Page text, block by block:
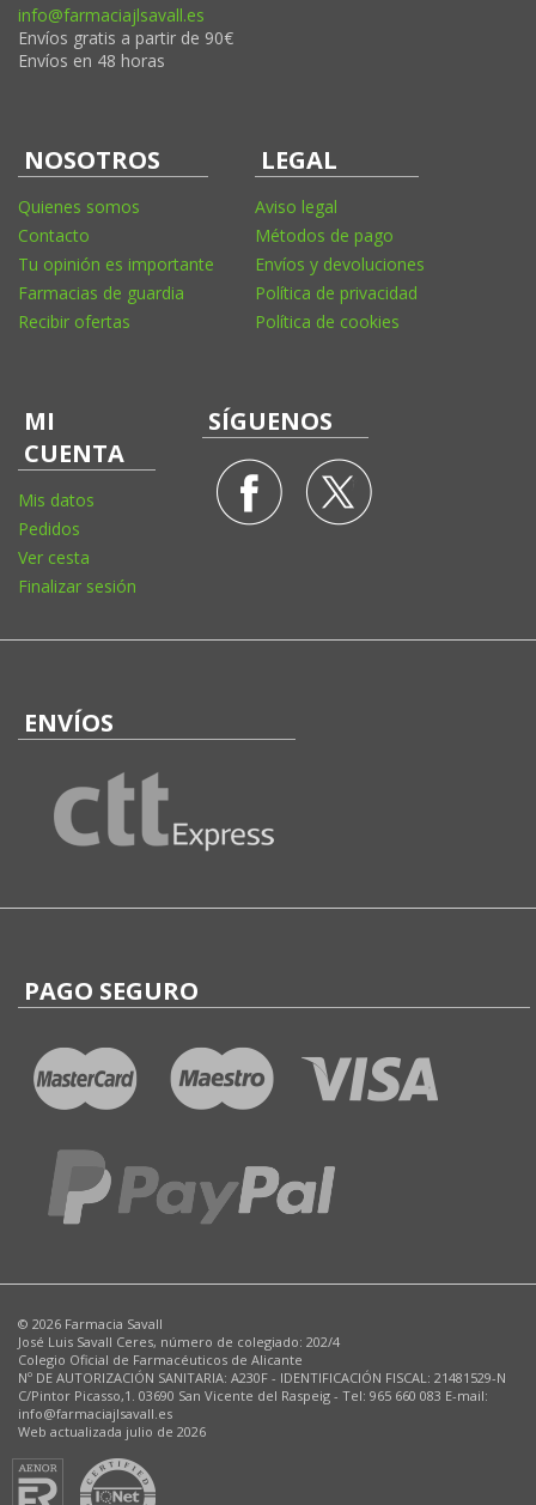
info@farmaciajlsavall.es
Envíos gratis a partir de 90€
Envíos en 48 horas
NOSOTROS
Quienes somos
Contacto
Tu opinión es importante
Farmacias de guardia
Recibir ofertas
LEGAL
Aviso legal
Métodos de pago
Envíos y devoluciones
Política de privacidad
Política de cookies
MI
CUENTA
Mis datos
Pedidos
Ver cesta
Finalizar sesión
SÍGUENOS
ENVÍOS
PAGO SEGURO
© 2026 Farmacia Savall
José Luis Savall Ceres, número de colegiado: 202/4
Colegio Oficial de Farmacéuticos de Alicante
Nº DE AUTORIZACIÓN SANITARIA: A230F - IDENTIFICACIÓN FISCAL: 21481529-N
C/Pintor Picasso,1. 03690 San Vicente del Raspeig - Tel: 965 660 083 E-mail:
info@farmaciajlsavall.es
Web actualizada julio de 2026